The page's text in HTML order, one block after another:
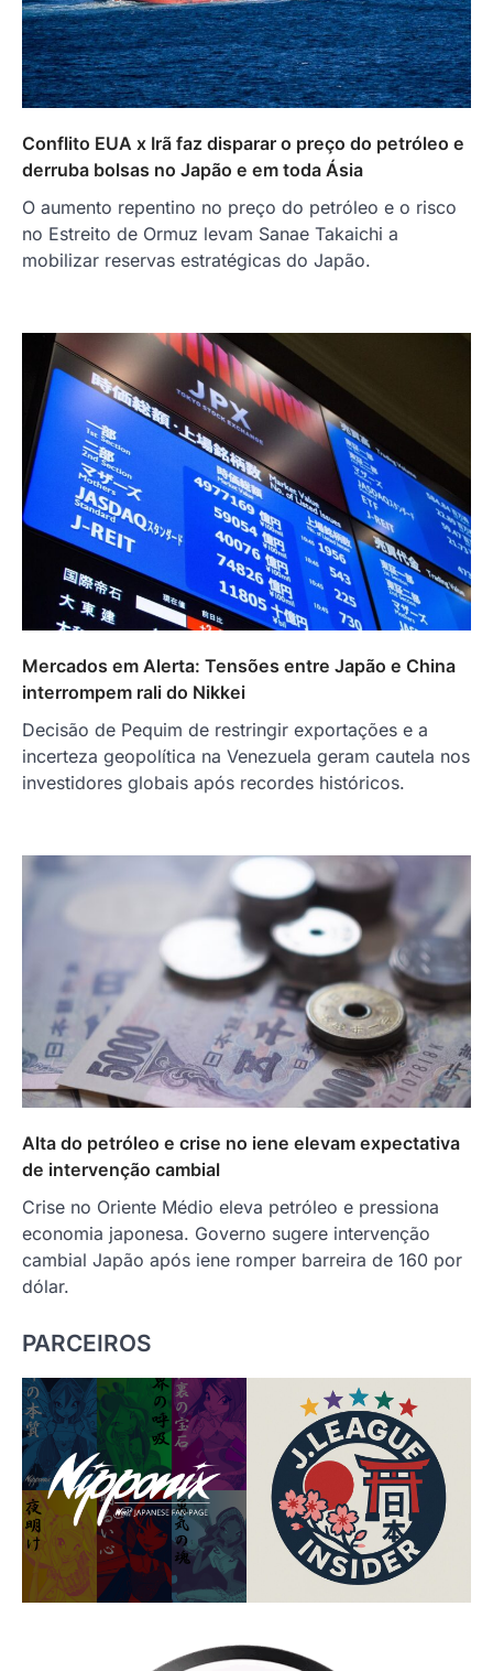
Conflito EUA x Irã faz disparar o preço do petróleo e
derruba bolsas no Japão e em toda Ásia
O aumento repentino no preço do petróleo e o risco
no Estreito de Ormuz levam Sanae Takaichi a
mobilizar reservas estratégicas do Japão.
Mercados em Alerta: Tensões entre Japão e China
interrompem rali do Nikkei
Decisão de Pequim de restringir exportações e a
incerteza geopolítica na Venezuela geram cautela nos
investidores globais após recordes históricos.
Alta do petróleo e crise no iene elevam expectativa
de intervenção cambial
Crise no Oriente Médio eleva petróleo e pressiona
economia japonesa. Governo sugere intervenção
cambial Japão após iene romper barreira de 160 por
dólar.
PARCEIROS